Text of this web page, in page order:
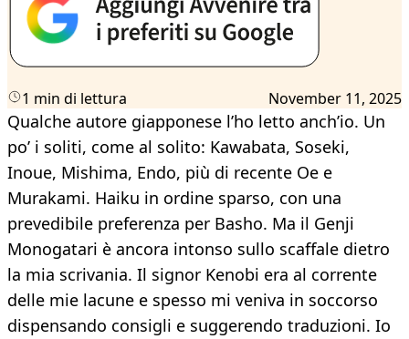
1 min di lettura November 11, 2025
Qualche autore giapponese l’ho letto anch’io. Un
po’ i soliti, come al solito: Kawabata, Soseki,
Inoue, Mishima, Endo, più di recente Oe e
Murakami. Haiku in ordine sparso, con una
prevedibile preferenza per Basho. Ma il Genji
Monogatari è ancora intonso sullo scaffale dietro
la mia scrivania. Il signor Kenobi era al corrente
delle mie lacune e spesso mi veniva in soccorso
dispensando consigli e suggerendo traduzioni. Io